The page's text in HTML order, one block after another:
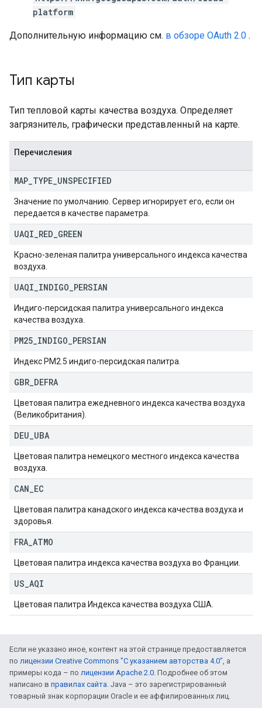
platform
Дополнительную информацию см. в обзоре OAuth 2.0 .
Тип карты
Тип тепловой карты качества воздуха. Определяет
загрязнитель, графически представленный на карте.
Перечисления
MAP TYPE UNSPECIFIED
Значение по умолчанию. Сервер игнорирует его, если он
передается в качестве параметра.
UAQI RED GREEN
Красно-зеленая палитра универсального индекса качества
воздуха.
UAQI INDIGO PERSIAN
Индиго-персидская палитра универсального индекса
качества воздуха.
PM25 INDIGO PERSIAN
Индекс PM2.5 индиго-персидская палитра.
GBR DEFRA
Цветовая палитра ежедневного индекса качества воздуха
(Великобритания).
DEU UBA
Цветовая палитра немецкого местного индекса качества
воздуха.
CAN EC
Цветовая палитра канадского индекса качества воздуха и
здоровья.
FRA ATMO
Цветовая палитра индекса качества воздуха во Франции.
US AQI
Цветовая палитра Индекса качества воздуха США.
Если не указано иное, контент на этой странице предоставляется
по лицензии Creative Commons "С указанием авторства 4.0", а
примеры кода – по лицензии Apache 2.0. Подробнее об этом
написано в правилах сайта. Java – это зарегистрированный
товарный знак корпорации Oracle и ее аффилированных лиц.